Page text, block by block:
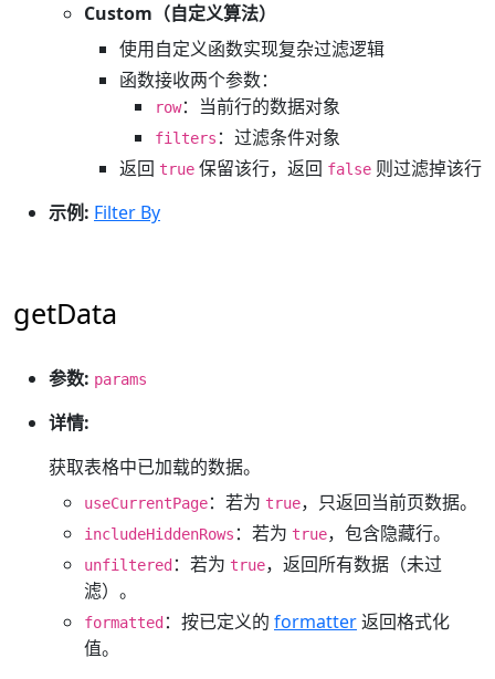
Custom（自定义算法）
使用自定义函数实现复杂过滤逻辑
函数接收两个参数：
row：当前行的数据对象
filters ：过滤条件对象
返回 true 保留该行，返回 false 则过滤掉该行
示例: Filter By
getData
参数: params
详情:
获取表格中已加载的数据。
useCurrentPage：若为 true，只返回当前页数据。
includeHiddenRows ：若为 true，包含隐藏行。
unfiltered ：若为 true，返回所有数据（未过
滤）。
formatted ：按已定义的 formatter返回格式化
值。